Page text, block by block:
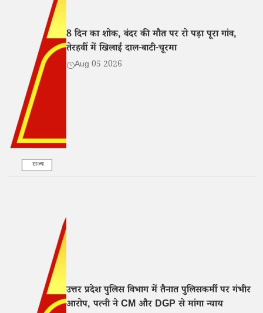
राज्य
8 दिन का शोक, बंदर की मौत पर रो पड़ा पूरा गांव,
तेरहवीं में खिलाई दाल-बाटी-चूरमा
Aug 05 2026
उत्तर प्रदेश पुलिस विभाग में तैनात पुलिसकर्मी पर गंभीर
आरोप, पत्नी ने CM और DGP से मांगा न्याय